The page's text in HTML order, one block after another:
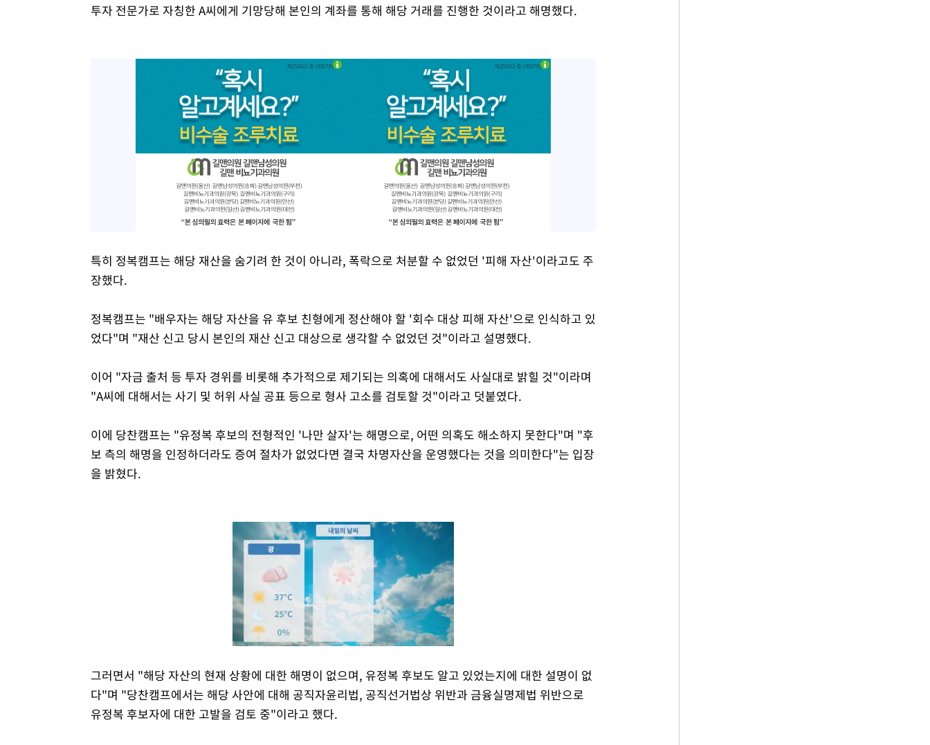
투자 전문가로 자칭한 A씨에게 기망당해 본인의 계좌를 통해 해당 거래를 진행한 것이라고 해명했다.
특히 정복캠프는 해당 재산을 숨기려 한 것이 아니라, 폭락으로 처분할 수 없었던 '피해 자산'이라고도 주
장했다.
정복캠프는 "배우자는 해당 자산을 유 후보 친형에게 정산해야 할 '회수 대상 피해 자산'으로 인식하고 있
었다"며 "재산 신고 당시 본인의 재산 신고 대상으로 생각할 수 없었던 것"이라고 설명했다.
이어 "자금 출처 등 투자 경위를 비롯해 추가적으로 제기되는 의혹에 대해서도 사실대로 밝힐 것"이라며
"A씨에 대해서는 사기 및 허위 사실 공표 등으로 형사 고소를 검토할 것"이라고 덧붙였다.
이에 당찬캠프는 "유정복 후보의 전형적인 '나만 살자'는 해명으로, 어떤 의혹도 해소하지 못한다"며 "후
보 측의 해명을 인정하더라도 증여 절차가 없었다면 결국 차명자산을 운영했다는 것을 의미한다"는 입장
을 밝혔다.
Mute
그러면서 "해당 자산의 현재 상황에 대한 해명이 없으며, 유정복 후보도 알고 있었는지에 대한 설명이 없
다"며 "당찬캠프에서는 해당 사안에 대해 공직자윤리법, 공직선거법상 위반과 금융실명제법 위반으로
유정복 후보자에 대한 고발을 검토 중"이라고 했다.